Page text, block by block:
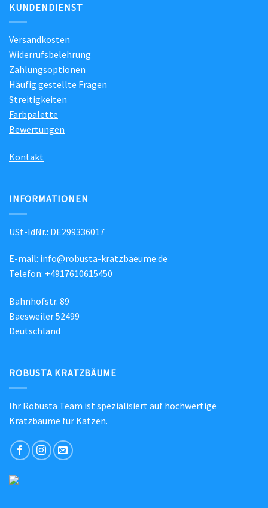
KUNDENDIENST
Versandkosten
Widerrufsbelehrung
Zahlungsoptionen
Häufig gestellte Fragen
Streitigkeiten
Farbpalette
Bewertungen
Kontakt
INFORMATIONEN
USt-IdNr.: DE299336017
E-mail: info@robusta-kratzbaeume.de
Telefon: +4917610615450
Bahnhofstr. 89
Baesweiler 52499
Deutschland
ROBUSTA KRATZBÄUME
Ihr Robusta Team ist spezialisiert auf hochwertige
Kratzbäume für Katzen.